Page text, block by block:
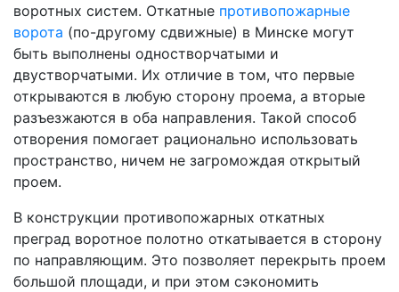
воротных систем. Откатные противопожарные
ворота (по-другому сдвижные) в Минске могут
быть выполнены одностворчатыми и
двустворчатыми. Их отличие в том, что первые
открываются в любую сторону проема, а вторые
разъезжаются в оба направления. Такой способ
отворения помогает рационально использовать
пространство, ничем не загромождая открытый
проем.
В конструкции противопожарных откатных
преград воротное полотно откатывается в сторону
по направляющим. Это позволяет перекрыть проем
большой площади, и при этом сэкономить